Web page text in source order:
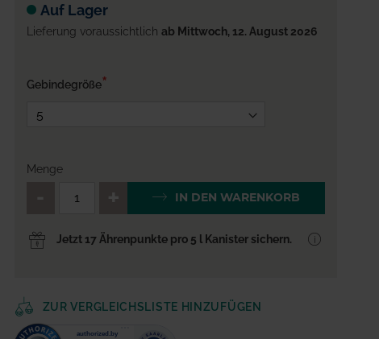
Auf Lager
Lieferung voraussichtlich ab Mittwoch, 12. August 2026
Gebindegröße
Menge
QTY_CONTROL_DECREASE
IN DEN WARENKORB
Jetzt 17 Ährenpunkte pro 5 l Kanister sichern.
ZUR VERGLEICHSLISTE HINZUFÜGEN